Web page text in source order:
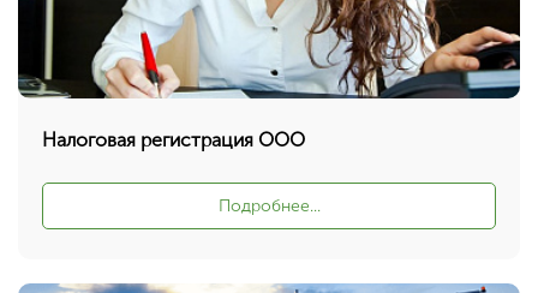
Налоговая регистрация ООО
Подробнее...